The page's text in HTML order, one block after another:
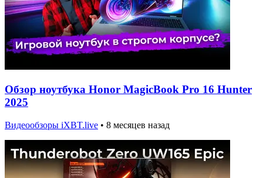
Обзор ноутбука Honor MagicBook Pro 16 Hunter
2025
Видеообзоры iXBT.live • 8 месяцев назад